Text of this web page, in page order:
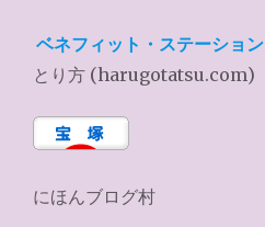
ベネフィット・ステーション
とり方 (harugotatsu.com)
にほんブログ村